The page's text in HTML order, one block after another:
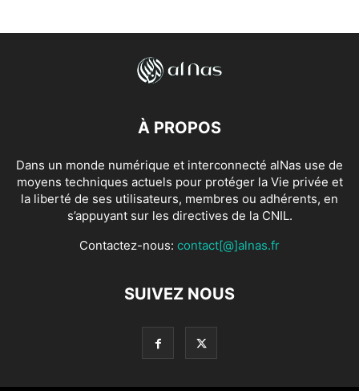
À PROPOS
Dans un monde numérique et interconnecté alNas use de
moyens techniques actuels pour protéger la Vie privée et
la liberté de ses utilisateurs, membres ou adhérents, en
s’appuyant sur les directives de la CNIL.
Contactez-nous: contact[@]alnas.fr
SUIVEZ NOUS